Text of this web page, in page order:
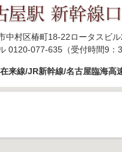
中村区椿町18-22ロータスビ
0120-077-635（受付時間9：
来線/JR新幹線/名古屋臨海